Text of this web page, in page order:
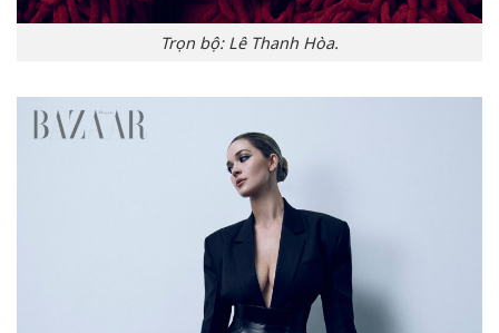
Trọn bộ: Lê Thanh Hòa.